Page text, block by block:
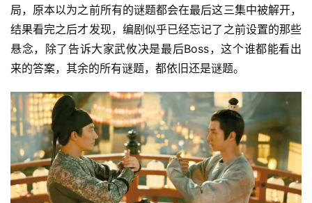
局，原本以为之前所有的谜题都会在最后这三集中被解开，
结果看完之后才发现，编剧似乎已经忘记了之前设置的那些
悬念，除了告诉大家武攸决是最后Boss，这个谁都能看出
来的答案，其余的所有谜题，都依旧还是谜题。